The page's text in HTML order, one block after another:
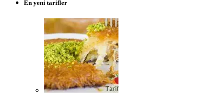
En yeni tarifler